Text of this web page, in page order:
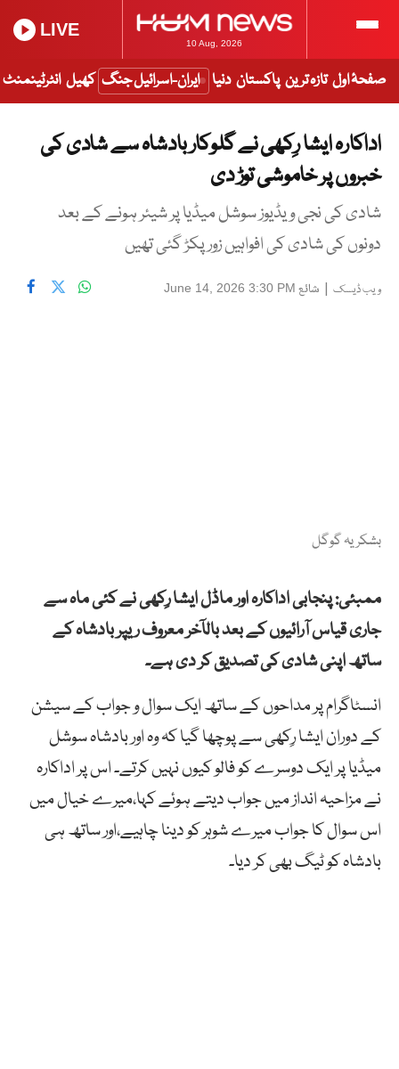
10 Aug, 2026
LIVE
صفحۂ اول تازہ ترین پاکستان دنیا ایران-اسرائیل جنگ کھیل انٹرٹینمنٹ
اداکارہ ایشا رِکھی نے گلوکار بادشاہ سے شادی کی
خبروں پر خاموشی توڑ دی
شادی کی نجی ویڈیوز سوشل میڈیا پر شیئر ہونے کے بعد
دونوں کی شادی کی افواہیں زور پکڑ گئی تھیں
ویب ڈیسک | شائع June 14, 2026 3:30 PM
بشکریہ گوگل
ممبئی: پنجابی اداکارہ اور ماڈل ایشا رِکھی نے کئی ماہ سے
جاری قیاس آرائیوں کے بعد بالآخر معروف ریپر بادشاہ کے
ساتھ اپنی شادی کی تصدیق کر دی ہے۔
انسٹاگرام پر مداحوں کے ساتھ ایک سوال و جواب کے سیشن
کے دوران ایشا رِکھی سے پوچھا گیا کہ وہ اور بادشاہ سوشل
میڈیا پر ایک دوسرے کو فالو کیوں نہیں کرتے۔ اس پر اداکارہ
نے مزاحیہ انداز میں جواب دیتے ہوئے کہا،میرے خیال میں
اس سوال کا جواب میرے شوہر کو دینا چاہیے،اور ساتھ ہی
بادشاہ کو ٹیگ بھی کر دیا۔